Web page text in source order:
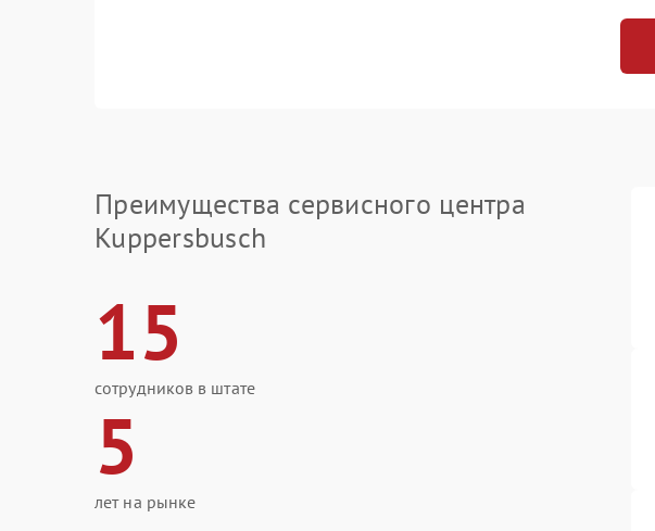
Преимущества сервисного центра
Kuppersbusch
15
сотрудников в штате
5
лет на рынке